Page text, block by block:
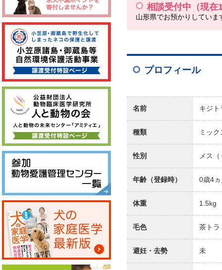
相談受付中（現在
山形県でお預かりしていま
件名
本文
送信すると、あなた
プロフィール
名前 キジト
種類 ミック
性別 メス
年齢（登録時） 0歳4
体重 1.5kg
毛色 茶トラ
避妊・去勢 未